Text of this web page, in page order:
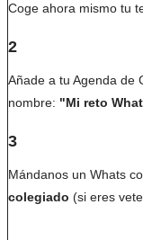
Coge ahora mismo tu
2
Añade a tu Agenda de
nombre: "Mi reto
3
Mándanos un Whats
colegiado (si eres